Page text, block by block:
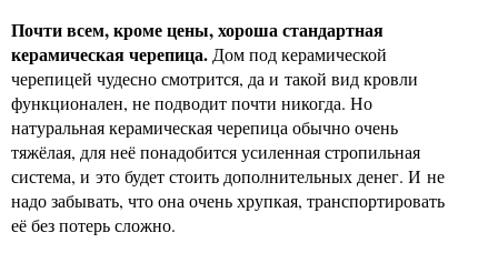
Почти всем, кроме цены, хороша стандартная
керамическая черепица. Дом под керамической
черепицей чудесно смотрится, да и такой вид кровли
функционален, не подводит почти никогда. Но
натуральная керамическая черепица обычно очень
тяжёлая, для неё понадобится усиленная стропильная
система, и это будет стоить дополнительных денег. И не
надо забывать, что она очень хрупкая, транспортировать
её без потерь сложно.